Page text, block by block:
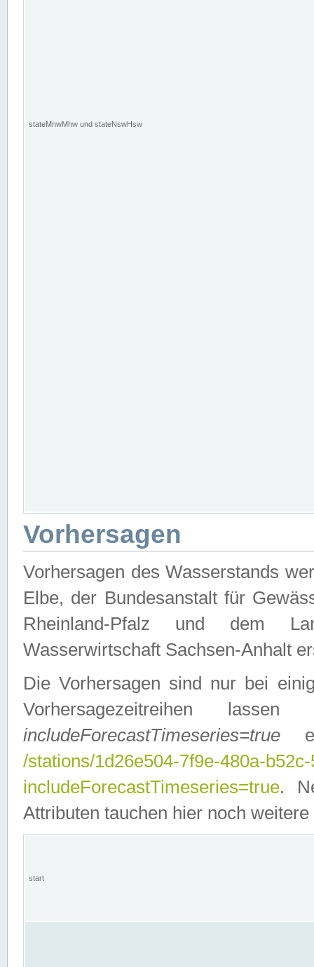
stateMnwMhw und stateNswHsw
Vorhersagen
Vorhersagen des Wasserstands
Elbe, der Bundesanstalt für
Rheinland-Pfalz und dem
Wasserwirtschaft Sachsen-Anhalt
Die Vorhersagen sind nur bei
Vorhersagezeitreihen
includeForecastTimeseries=true
/stations/1d26e504-7f9e-480a-
includeForecastTimeseries=true.
Attributen tauchen hier noch weitere
start